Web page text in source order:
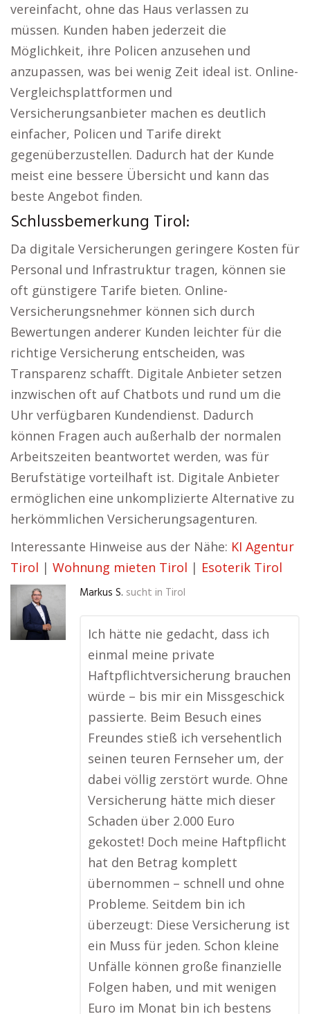
vereinfacht, ohne das Haus verlassen zu
müssen. Kunden haben jederzeit die
Möglichkeit, ihre Policen anzusehen und
anzupassen, was bei wenig Zeit ideal ist. Online-
Vergleichsplattformen und
Versicherungsanbieter machen es deutlich
einfacher, Policen und Tarife direkt
gegenüberzustellen. Dadurch hat der Kunde
meist eine bessere Übersicht und kann das
beste Angebot finden.
Schlussbemerkung Tirol:
Da digitale Versicherungen geringere Kosten für
Personal und Infrastruktur tragen, können sie
oft günstigere Tarife bieten. Online-
Versicherungsnehmer können sich durch
Bewertungen anderer Kunden leichter für die
richtige Versicherung entscheiden, was
Transparenz schafft. Digitale Anbieter setzen
inzwischen oft auf Chatbots und rund um die
Uhr verfügbaren Kundendienst. Dadurch
können Fragen auch außerhalb der normalen
Arbeitszeiten beantwortet werden, was für
Berufstätige vorteilhaft ist. Digitale Anbieter
ermöglichen eine unkomplizierte Alternative zu
herkömmlichen Versicherungsagenturen.
Interessante Hinweise aus der Nähe: KI Agentur
Tirol | Wohnung mieten Tirol | Esoterik Tirol
Markus S. sucht in Tirol
Ich hätte nie gedacht, dass ich
einmal meine private
Haftpflichtversicherung brauchen
würde – bis mir ein Missgeschick
passierte. Beim Besuch eines
Freundes stieß ich versehentlich
seinen teuren Fernseher um, der
dabei völlig zerstört wurde. Ohne
Versicherung hätte mich dieser
Schaden über 2.000 Euro
gekostet! Doch meine Haftpflicht
hat den Betrag komplett
übernommen – schnell und ohne
Probleme. Seitdem bin ich
überzeugt: Diese Versicherung ist
ein Muss für jeden. Schon kleine
Unfälle können große finanzielle
Folgen haben, und mit wenigen
Euro im Monat bin ich bestens